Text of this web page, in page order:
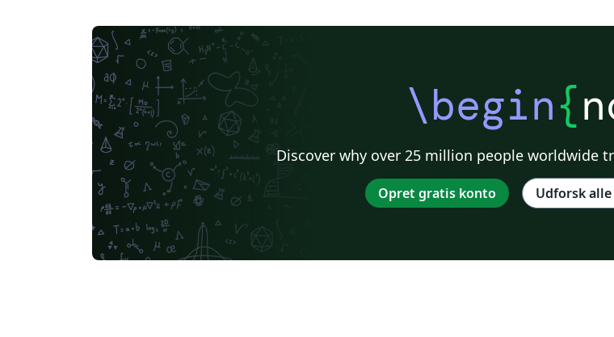
\begin{
Discover why over 25 million people worldwide
Opret gratis konto Udforsk